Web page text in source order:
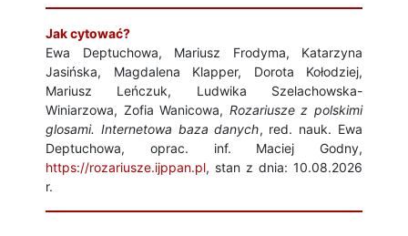
Jak cytować?
Ewa Deptuchowa, Mariusz Frodyma, Katarzyna
Jasińska, Magdalena Klapper, Dorota Kołodziej,
Mariusz Leńczuk, Ludwika Szelachowska-
Winiarzowa, Zofia Wanicowa, Rozariusze z polskimi
glosami. Internetowa baza danych, red. nauk. Ewa
Deptuchowa, oprac. inf. Maciej Godny,
https://rozariusze.ijppan.pl, stan z dnia: 10.08.2026
r.